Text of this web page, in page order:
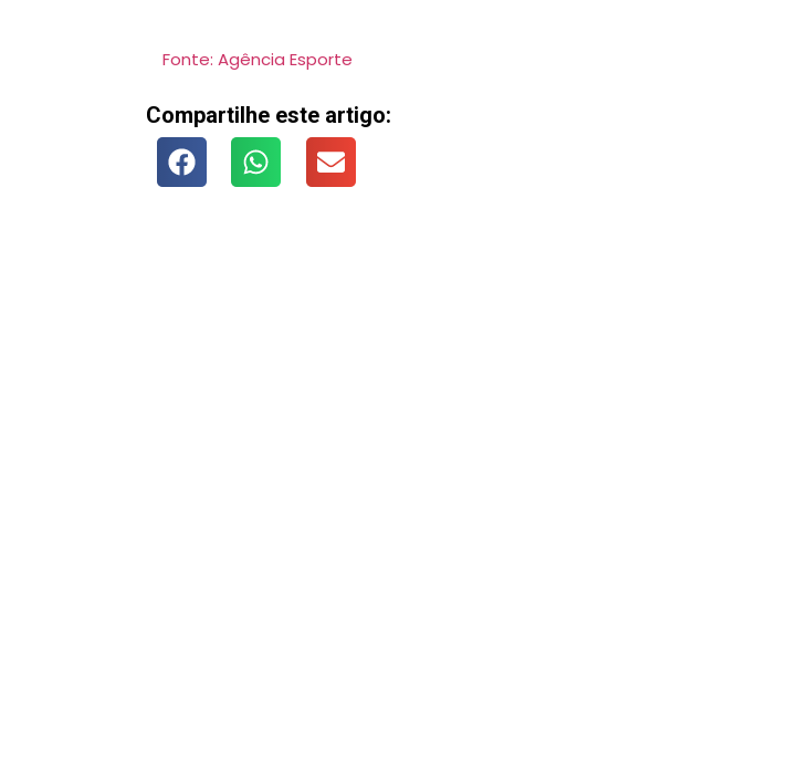
Fonte: Agência Esporte
Compartilhe este artigo: